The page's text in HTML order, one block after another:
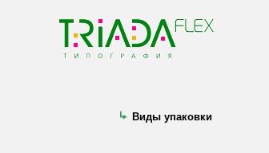
Виды упаковки